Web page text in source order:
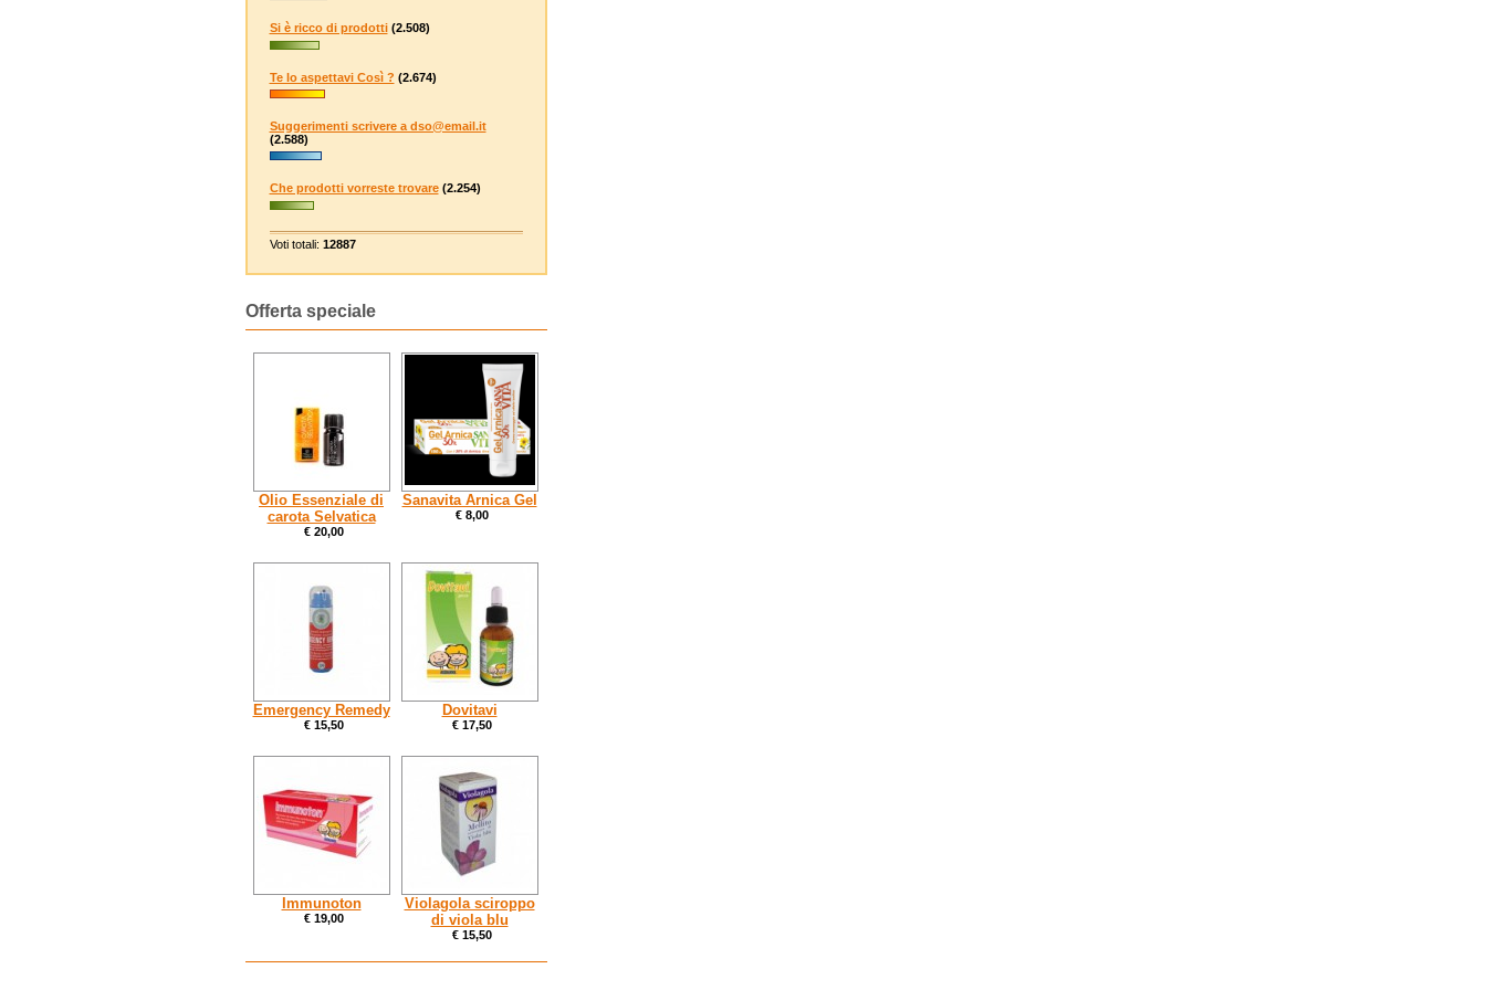
Si è ricco di prodotti (2.508)
Te lo aspettavi Così ? (2.674)
Suggerimenti scrivere a dso@email.it
(2.588)
Che prodotti vorreste trovare (2.254)
Voti totali: 12887
Offerta speciale
Olio Essenziale di
carota Selvatica
€ 20,00
Sanavita Arnica Gel
€ 8,00
Emergency Remedy
€ 15,50
Dovitavi
€ 17,50
Immunoton
€ 19,00
Violagola sciroppo
di viola blu
€ 15,50